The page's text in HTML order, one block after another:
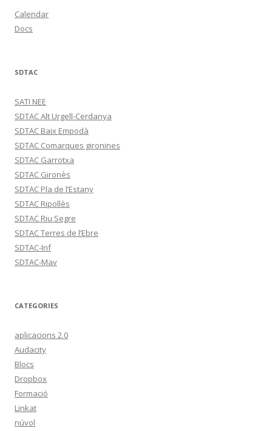
Calendar
Docs
SDTAC
SATI NEE
SDTAC Alt Urgell-Cerdanya
SDTAC Baix Empodà
SDTAC Comarques gironines
SDTAC Garrotxa
SDTAC Gironès
SDTAC Pla de l’Estany
SDTAC Ripollès
SDTAC Riu Segre
SDTAC Terres de l’Ebre
SDTAC-Inf
SDTAC-Mav
CATEGORIES
aplicacions 2.0
Audacity
Blocs
Dropbox
Formació
Linkat
núvol